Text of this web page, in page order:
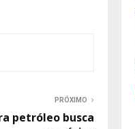
PRÓXIMO
petróleo busca